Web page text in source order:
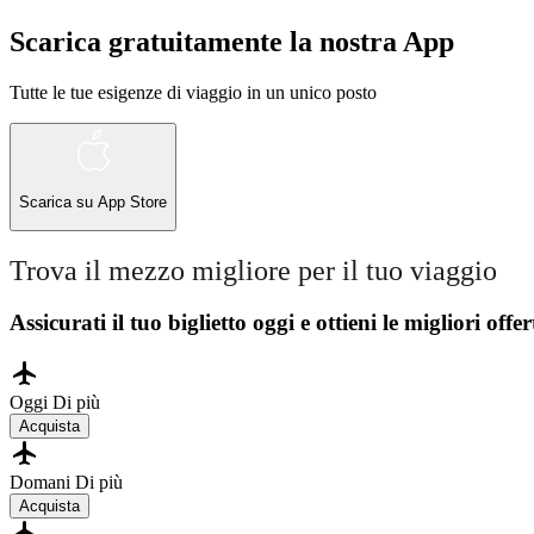
Scarica gratuitamente la nostra App
Tutte le tue esigenze di viaggio in un unico posto
Scarica su App Store
Trova il mezzo migliore per il tuo viaggio
Assicurati il ​​tuo biglietto oggi e ottieni le migliori
Oggi Di più
Acquista
Domani Di più
Acquista